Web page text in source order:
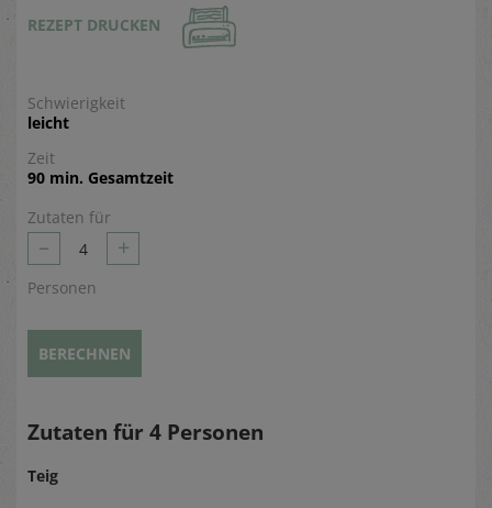
REZEPT DRUCKEN
Schwierigkeit
leicht
Zeit
90 min. Gesamtzeit
Zutaten für
– 4 +
Personen
BERECHNEN
Zutaten für 4 Personen
Teig